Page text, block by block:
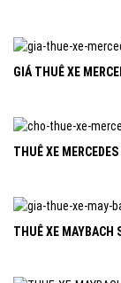
GIÁ THUÊ XE
THUÊ XE
THUÊ XE MAYBACH